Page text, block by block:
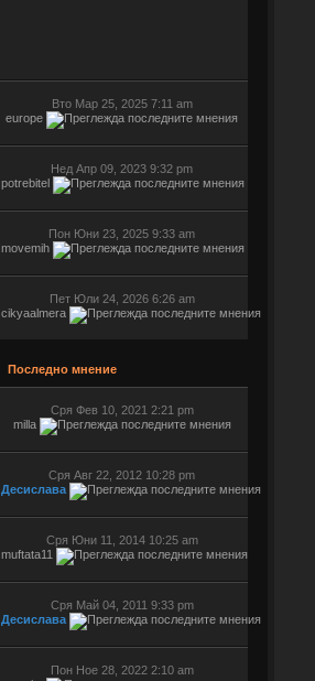
Вто Мар 25, 2025 7:11 am
europe
Нед Апр 09, 2023 9:32 pm
potrebitel
Пон Юни 23, 2025 9:33 am
movemih
Пет Юли 24, 2026 6:26 am
cikyaalmera
Последно мнение
Сря Фев 10, 2021 2:21 pm
milla
Сря Авг 22, 2012 10:28 pm
Десислава
Сря Юни 11, 2014 10:25 am
muftata11
Сря Май 04, 2011 9:33 pm
Десислава
Пон Ное 28, 2022 2:10 am